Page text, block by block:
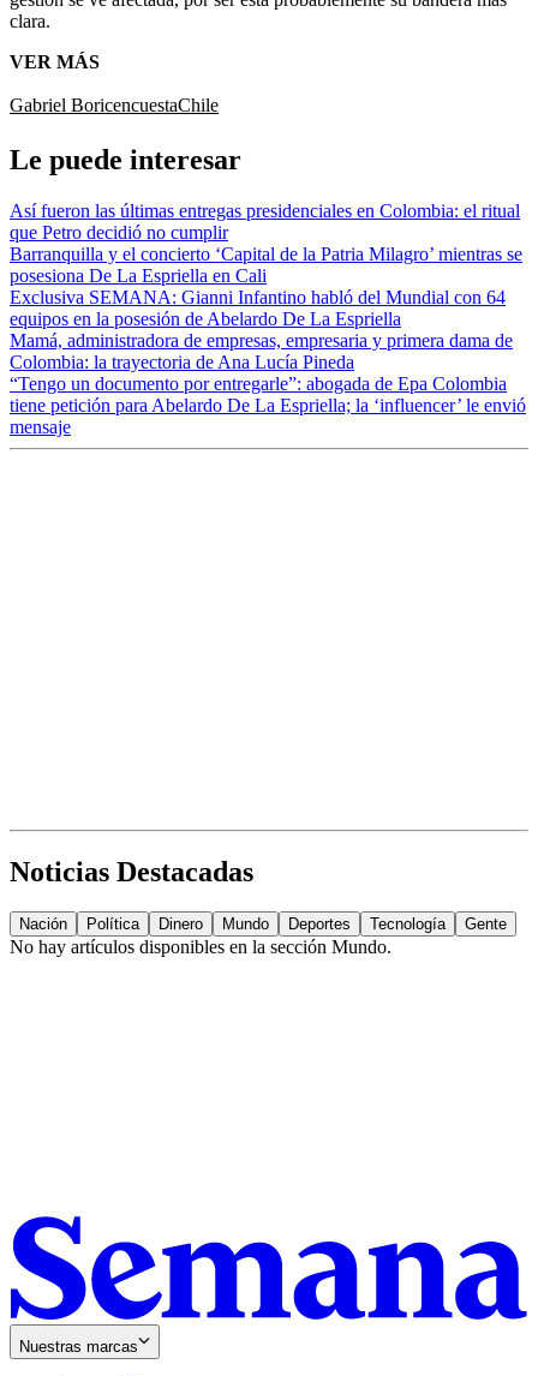
clara.
VER MÁS
Gabriel BoricencuestaChile
Le puede interesar
Así fueron las últimas entregas presidenciales en Colombia: el ritual
que Petro decidió no cumplir
Barranquilla y el concierto ‘Capital de la Patria Milagro’ mientras se
posesiona De La Espriella en Cali
Exclusiva SEMANA: Gianni Infantino habló del Mundial con 64
equipos en la posesión de Abelardo De La Espriella
Mamá, administradora de empresas, empresaria y primera dama de
Colombia: la trayectoria de Ana Lucía Pineda
“Tengo un documento por entregarle”: abogada de Epa Colombia
tiene petición para Abelardo De La Espriella; la ‘influencer’ le envió
mensaje
Noticias Destacadas
Nación Política Dinero Mundo Deportes Tecnología Gente
No hay artículos disponibles en la sección Mundo.
Nuestras marcas